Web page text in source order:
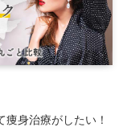
身治療がしたい！